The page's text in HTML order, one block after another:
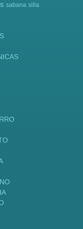
sabana silla